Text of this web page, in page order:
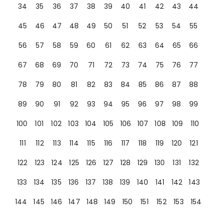
34
35 36 37 38 39 40 41 42 43
44
45
46 47 48 49 50 51 52 53 54
55
56
57 58 59 60 61 62 63 64 65
66
67
68 69 70 71 72 73 74 75 76
77
78
79 80 81 82 83 84 85 86 87
88
89
90 91 92 93 94 95 96 97 98
99
100
101 102 103 104 105 106 107 108 109
110
111
112 113 114 115 116 117 118 119 120
121
122
123 124 125 126 127 128 129 130 131
132
133
134 135 136 137 138 139 140 141 142
143
144
145 146 147 148 149 150 151 152 153
154